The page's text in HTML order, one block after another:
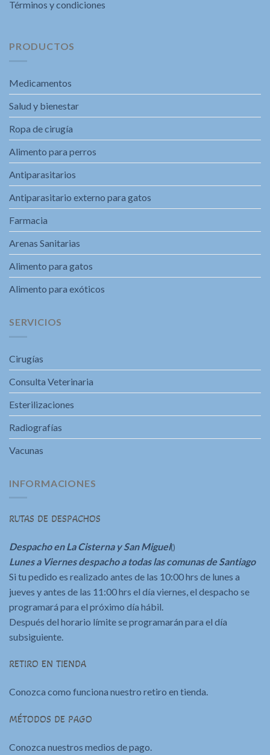
Términos y condiciones
PRODUCTOS
Medicamentos
Salud y bienestar
Ropa de cirugía
Alimento para perros
Antiparasitarios
Antiparasitario externo para gatos
Farmacia
Arenas Sanitarias
Alimento para gatos
Alimento para exóticos
SERVICIOS
Cirugías
Consulta Veterinaria
Esterilizaciones
Radiografías
Vacunas
INFORMACIONES
RUTAS DE DESPACHOS
Despacho en La Cisterna y San Miguel()
Lunes a Viernes despacho a todas las comunas de Santiago
Si tu pedido es realizado antes de las 10:00 hrs de lunes a
jueves y antes de las 11:00 hrs el día viernes, el despacho se
programará para el próximo día hábil.
Después del horario límite se programarán para el día
subsiguiente.
RETIRO EN TIENDA
Conozca como funciona nuestro retiro en tienda.
MÉTODOS DE PAGO
Conozca nuestros medios de pago.